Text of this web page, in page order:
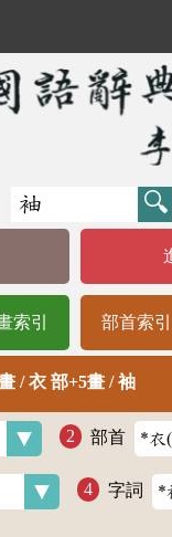
索引 部首索引
/ 衣 部+5畫 / 袖
部首
字詞